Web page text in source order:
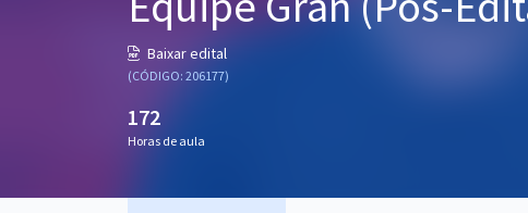
Baixar edital
(CÓDIGO: 206177)
172
Horas de aula